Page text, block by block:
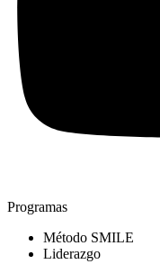
Programas
Método SMILE
Liderazgo